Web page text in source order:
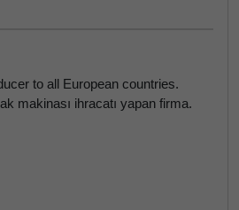
to all European countries.
makinası ihracatı yapan firma.